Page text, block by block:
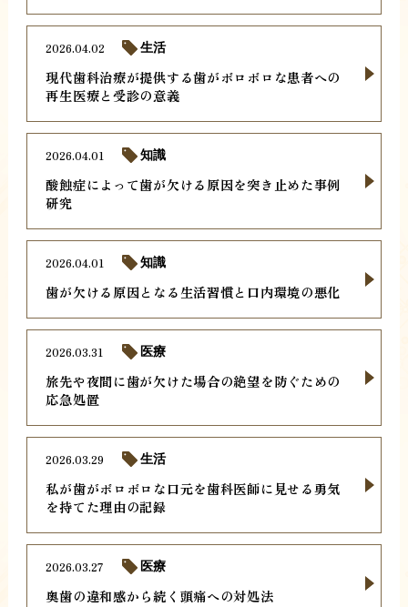
現代歯科治療が提供する歯がボロボロな患者への
再生医療と受診の意義
2026.04.02 生活
酸蝕症によって歯が欠ける原因を突き止めた事例
研究
2026.04.01 知識
歯が欠ける原因となる生活習慣と口内環境の悪化
2026.04.01 知識
旅先や夜間に歯が欠けた場合の絶望を防ぐための
応急処置
2026.03.31 医療
私が歯がボロボロな口元を歯科医師に見せる勇気
を持てた理由の記録
2026.03.29 生活
奥歯の違和感から続く頭痛への対処法
2026.03.27 医療